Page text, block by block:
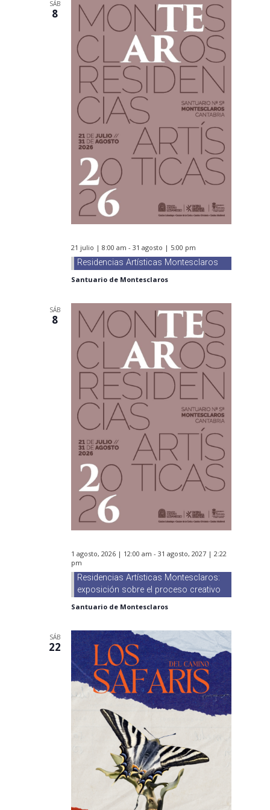
SÁB
8
21 julio | 8:00 am -31 agosto | 5:00 pm
Residencias Artísticas Montesclaros
Santuario de Montesclaros
SÁB
8
1 agosto, 2026 | 12:00 am -31 agosto, 2027 | 2:22
pm
Residencias Artísticas Montesclaros:
exposición sobre el proceso creativo
Santuario de Montesclaros
SÁB
22